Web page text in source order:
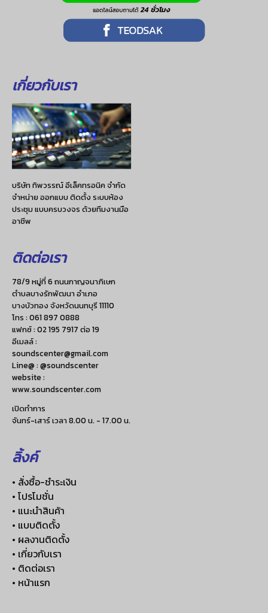
เกี่ยวกับเรา
บริษัท ทิพวรรณ์ อีเล็คทรอนิค จำกัด
จำหน่าย ออกแบบ ติดตั้ง ระบบห้อง
ประชุม แบบครบวงจร ด้วยทีมงานมือ
อาชีพ
ติดต่อเรา
78/9 หมู่ที่ 6 ถนนกาญจนาภิเษก
ตำบลบางรักพัฒนา อำเภอ
บางบัวทอง จังหวัดนนทบุรี 11110
โทร :061 897 0888
แฟกซ์ :02 195 7917 ต่อ 19
อีเมลล์ :
soundscenter@gmail.com
Line@ : @soundscenter
website :
www.soundscenter.com
เปิดทำการ
จันทร์-เสาร์ เวลา 8.00 น. - 17.00 น.
ลิ้งค์
• สั่งซื้อ-ชำระเงิน
• โปรโมชั่น
• แนะนำสินค้า
• แบบติดตั้ง
• ผลงานติดตั้ง
• เกี่ยวกับเรา
• ติดต่อเรา
• หน้าแรก